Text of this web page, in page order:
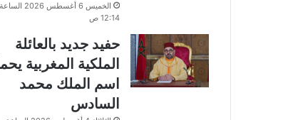
الخميس 6 أغسطس 2026 الساعة
12:14 ص
حفيد جديد بالعائلة
الملكية المغربية
اسم الملك محمد
السادس